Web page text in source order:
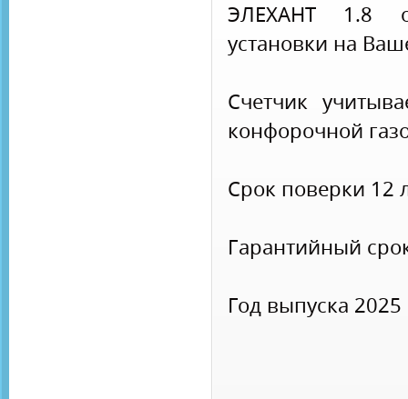
ЭЛЕХАНТ 1.8
установки на
Счетчик
конфорочной
Срок поверки 12
Гарантийный
Год выпуска 2025